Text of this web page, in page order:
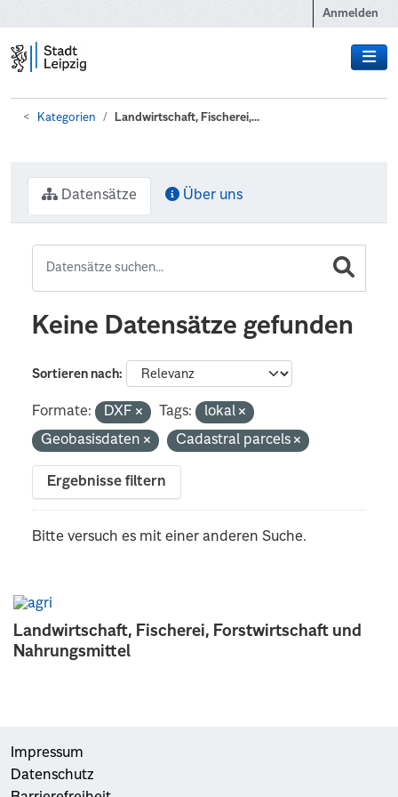
Anmelden
Kategorien Landwirtschaft, Fischerei,...
Landwirtschaft, Fischerei, Forstwirtschaft und
Nahrungsmittel
Datensätze Über uns
Keine Datensätze gefunden
Sortieren nach
Formate: DXF Tags:
lokal
Geobasisdaten
Cadastral parcels
Ergebnisse filtern
Bitte versuch es mit einer anderen Suche.
Impressum
Datenschutz